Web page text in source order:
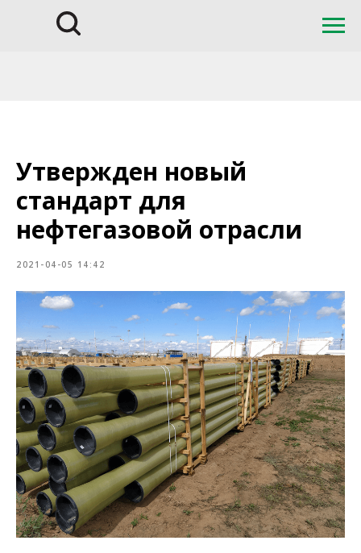
Утвержден новый
стандарт для
нефтегазовой отрасли
2021-04-05 14:42